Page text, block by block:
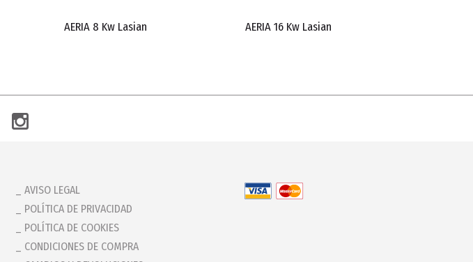
AERIA 8 Kw Lasian AERIA 16 Kw Lasian
AVISO LEGAL
POLÍTICA DE PRIVACIDAD
POLÍTICA DE COOKIES
CONDICIONES DE COMPRA